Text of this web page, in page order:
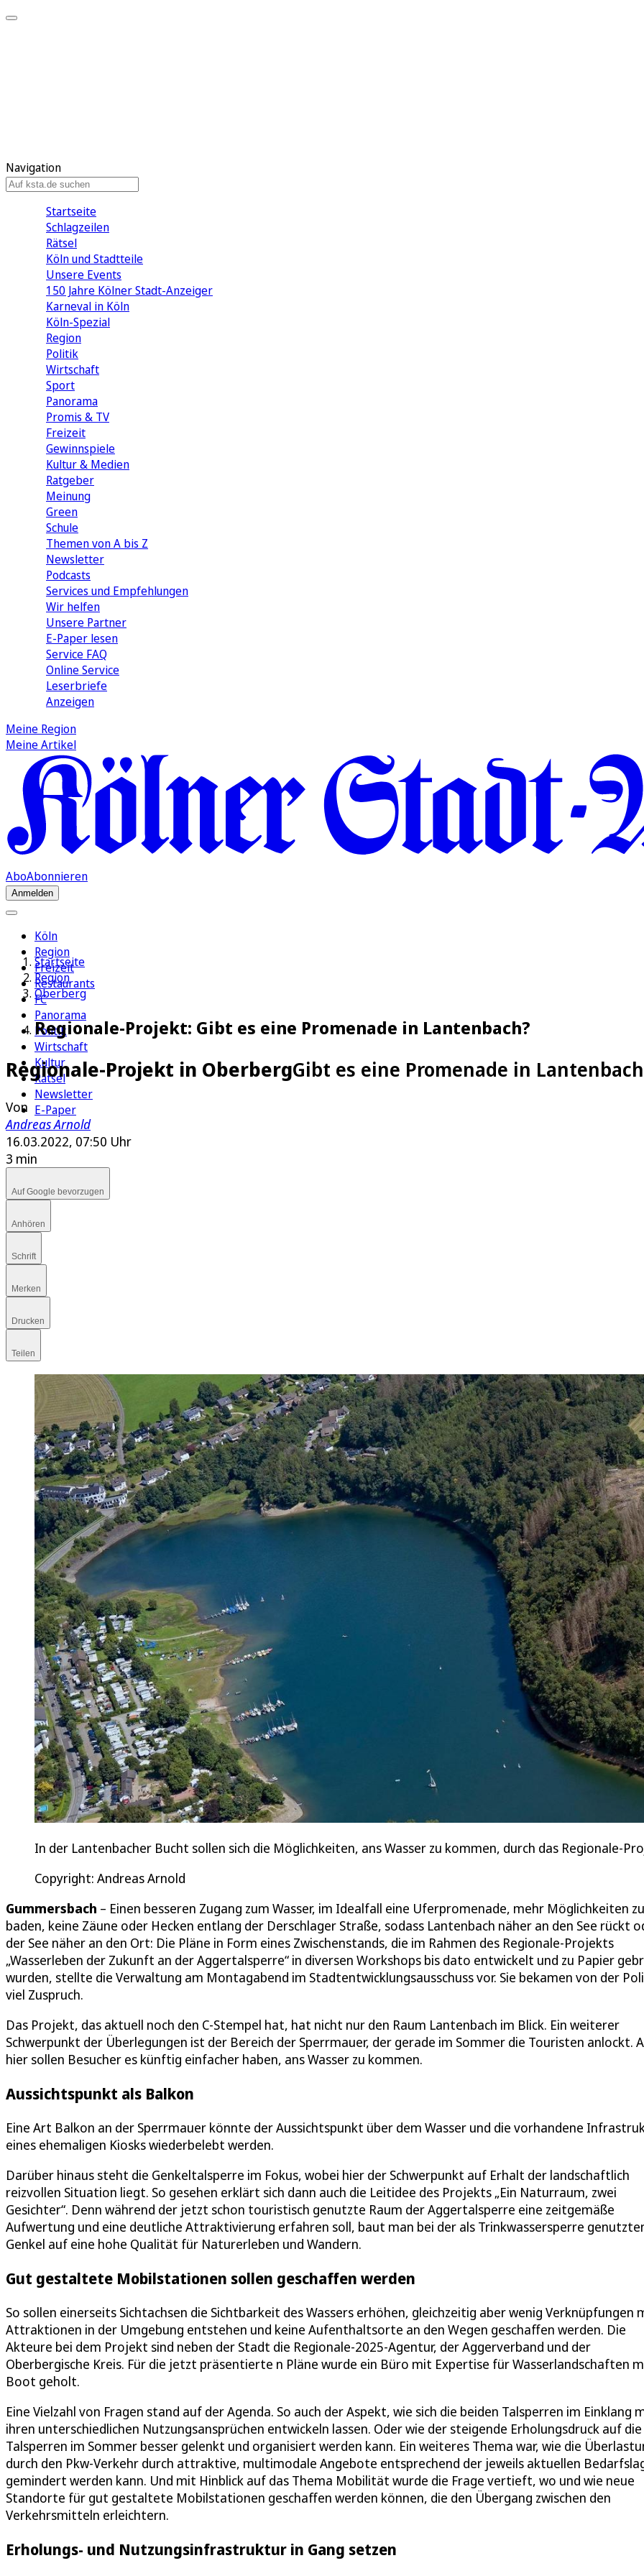
Navigation
Startseite
Schlagzeilen
Rätsel
Köln und Stadtteile
Unsere Events
150 Jahre Kölner Stadt-Anzeiger
Karneval in Köln
Köln-Spezial
Region
Politik
Wirtschaft
Sport
Panorama
Promis & TV
Freizeit
Gewinnspiele
Kultur & Medien
Ratgeber
Meinung
Green
Schule
Themen von A bis Z
Newsletter
Podcasts
Services und Empfehlungen
Wir helfen
Unsere Partner
E-Paper lesen
Service FAQ
Online Service
Leserbriefe
Anzeigen
Meine Region
Meine Artikel
AboAbonnieren
Anmelden
Köln
Region
Freizeit
Restaurants
FC
Panorama
Politik
Wirtschaft
Kultur
Rätsel
Newsletter
E-Paper
Startseite
Region
Oberberg
Regionale-Projekt: Gibt es eine Promenade in Lantenbach?
Regionale-Projekt in OberbergGibt es eine Promenade in
Von
Andreas Arnold
16.03.2022, 07:50 Uhr
3 min
Auf Google bevorzugen
Anhören
Schrift
Merken
Drucken
Teilen
In der Lantenbacher Bucht sollen sich die Möglichkeiten, ans Wasser zu kommen, durch das Regionale-
Copyright: Andreas Arnold
Gummersbach – Einen besseren Zugang zum Wasser, im Idealfall eine Uferpromenade, mehr Möglichkeiten zu
baden, keine Zäune oder Hecken entlang der Derschlager Straße, sodass Lantenbach näher an den See rückt
der See näher an den Ort: Die Pläne in Form eines Zwischenstands, die im Rahmen des Regionale-Projekts
„Wasserleben der Zukunft an der Aggertalsperre“ in diversen Workshops bis dato entwickelt und zu Papier
wurden, stellte die Verwaltung am Montagabend im Stadtentwicklungsausschuss vor. Sie bekamen von der
viel Zuspruch.
Das Projekt, das aktuell noch den C-Stempel hat, hat nicht nur den Raum Lantenbach im Blick. Ein weiterer
Schwerpunkt der Überlegungen ist der Bereich der Sperrmauer, der gerade im Sommer die Touristen anlockt.
hier sollen Besucher es künftig einfacher haben, ans Wasser zu kommen.
Aussichtspunkt als Balkon
Eine Art Balkon an der Sperrmauer könnte der Aussichtspunkt über dem Wasser und die vorhandene
eines ehemaligen Kiosks wiederbelebt werden.
Darüber hinaus steht die Genkeltalsperre im Fokus, wobei hier der Schwerpunkt auf Erhalt der landschaftlich
reizvollen Situation liegt. So gesehen erklärt sich dann auch die Leitidee des Projekts „Ein Naturraum, zwei
Gesichter“. Denn während der jetzt schon touristisch genutzte Raum der Aggertalsperre eine zeitgemäße
Aufwertung und eine deutliche Attraktivierung erfahren soll, baut man bei der als Trinkwassersperre
Genkel auf eine hohe Qualität für Naturerleben und Wandern.
Gut gestaltete Mobilstationen sollen geschaffen werden
So sollen einerseits Sichtachsen die Sichtbarkeit des Wassers erhöhen, gleichzeitig aber wenig Verknüpfungen
Attraktionen in der Umgebung entstehen und keine Aufenthaltsorte an den Wegen geschaffen werden. Die
Akteure bei dem Projekt sind neben der Stadt die Regionale-2025-Agentur, der Aggerverband und der
Oberbergische Kreis. Für die jetzt präsentierte n Pläne wurde ein Büro mit Expertise für Wasserlandschaften
Boot geholt.
Eine Vielzahl von Fragen stand auf der Agenda. So auch der Aspekt, wie sich die beiden Talsperren im Einklang
ihren unterschiedlichen Nutzungsansprüchen entwickeln lassen. Oder wie der steigende Erholungsdruck auf die
Talsperren im Sommer besser gelenkt und organisiert werden kann. Ein weiteres Thema war, wie die
durch den Pkw-Verkehr durch attraktive, multimodale Angebote entsprechend der jeweils aktuellen
gemindert werden kann. Und mit Hinblick auf das Thema Mobilität wurde die Frage vertieft, wo und wie neue
Standorte für gut gestaltete Mobilstationen geschaffen werden können, die den Übergang zwischen den
Verkehrsmitteln erleichtern.
Erholungs- und Nutzungsinfrastruktur in Gang setzen